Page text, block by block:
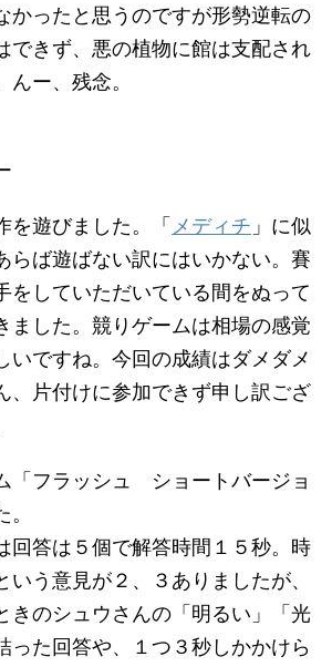
かったと思うのですが形勢逆転の
できず、悪の植物に館は支配され
ー、残念。
を遊びました。「 メディチ 」に似
らば遊ばない訳にはいかない。賽
をしていただいている間をぬって
ました。競りゲームは相場の感覚
いですね。今回の成績はダメダメ
、片付けに参加できず申し訳ござ
「フラッシュ ショートバージョ
回答は５個で解答時間１５秒。時
いう意見が２、３ありましたが、
きのシュウさんの「明るい」「光
った回答や、１つ３秒しかかけら